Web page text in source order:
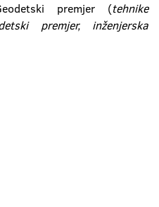
premjer (tehnike
premjer, inženjerska